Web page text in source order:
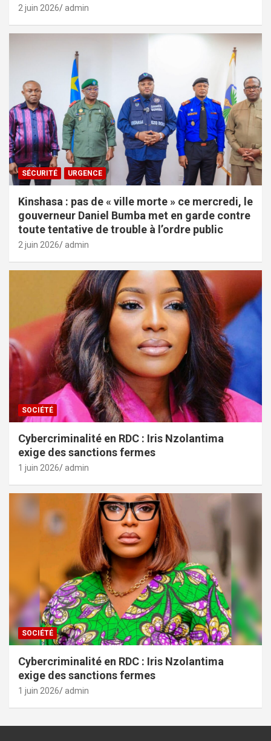
2 juin 2026 admin
SÉCURITÉ URGENCE
Kinshasa : pas de « ville morte » ce mercredi, le
gouverneur Daniel Bumba met en garde contre
toute tentative de trouble à l’ordre public
2 juin 2026 admin
SOCIÉTÉ
Cybercriminalité en RDC : Iris Nzolantima
exige des sanctions fermes
1 juin 2026 admin
SOCIÉTÉ
Cybercriminalité en RDC : Iris Nzolantima
exige des sanctions fermes
1 juin 2026 admin